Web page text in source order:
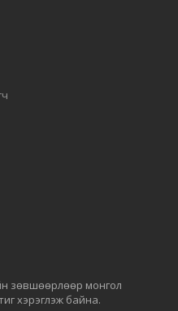
зөвшөөрлөөр монгол
хэрэглэж байна.